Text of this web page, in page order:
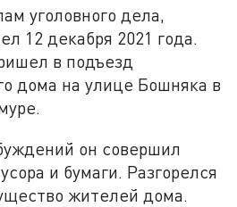
уголовного дела,
12 декабря 2021 года.
в подъезд
дома на улице Бошняка в
он совершил
и бумаги. Разгорелся
жителей дома.